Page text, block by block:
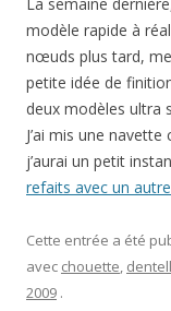
modèle rapide à
nœuds plus tard,
petite idée de
deux modèles ultra
J’ai mis une
j’aurai un petit
refaits avec un
Cette entrée a été
avec chouette,
2009 .